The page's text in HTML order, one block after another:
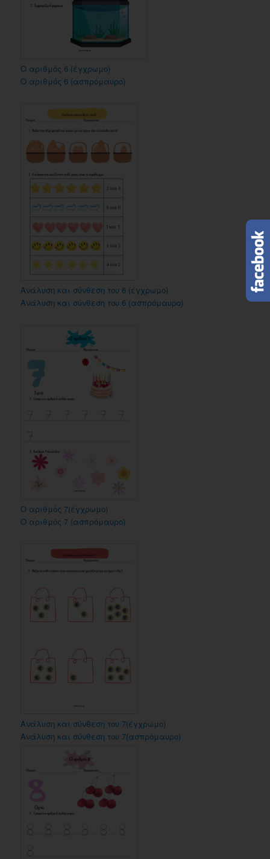
Ο αριθμός 6 (έγχρωμο)
Ο αριθμός 6 (ασπρόμαυρο)
Ανάλυση και σύνθεση του 6 (έγχρωμο)
Ανάλυση και σύνθεση του 6 (ασπρόμαυρο)
Ο αριθμός 7(έγχρωμο)
Ο αριθμός 7 (ασπρόμαυρο)
Ανάλυση και σύνθεση του 7(έγχρωμο)
Ανάλυση και σύνθεση του 7(ασπρόμαυρο)